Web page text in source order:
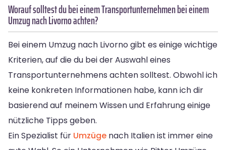
Worauf solltest du bei einem Transportunternehmen bei einem
Umzug nach Livorno achten?
Bei einem Umzug nach Livorno gibt es einige wichtige
Kriterien, auf die du bei der Auswahl eines
Transportunternehmens achten solltest. Obwohl ich
keine konkreten Informationen habe, kann ich dir
basierend auf meinem Wissen und Erfahrung einige
nützliche Tipps geben.
Ein Spezialist für Umzüge nach Italien ist immer eine